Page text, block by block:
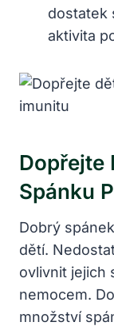
dostatek
aktivita
Dopřejte
Spánku
Dobrý
dětí.
ovlivnit jejich
nemocem.
množství